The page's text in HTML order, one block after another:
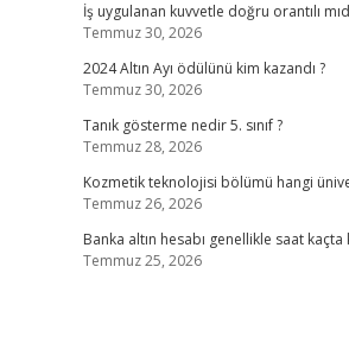
İş uygulanan kuvvetle doğru orantılı
Temmuz 30, 2026
2024 Altın Ayı ödülünü kim kazandı ?
Temmuz 30, 2026
Tanık gösterme nedir 5. sınıf ?
Temmuz 28, 2026
Kozmetik teknolojisi bölümü hangi
Temmuz 26, 2026
Banka altın hesabı genellikle saat kaçta
Temmuz 25, 2026